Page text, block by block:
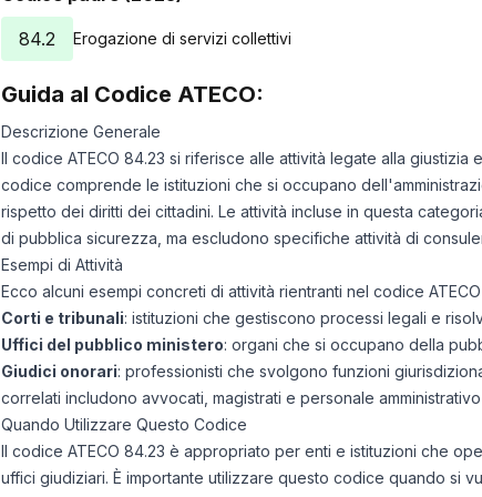
84.2
Erogazione di servizi collettivi
Guida al Codice ATECO:
Descrizione Generale
Il codice ATECO 84.23 si riferisce alle attività legate alla
codice comprende le istituzioni che si occupano
rispetto dei diritti dei cittadini. Le attività incluse in questa
di pubblica sicurezza, ma escludono specifiche attività di
Esempi di Attività
Ecco alcuni esempi concreti di attività rientranti nel codice
Corti e tribunali: istituzioni che gestiscono processi legali e
Uffici del pubblico ministero: organi che si occupano della
Giudici onorari: professionisti che svolgono funzioni
correlati includono avvocati, magistrati e personale
Quando Utilizzare Questo Codice
Il codice ATECO 84.23 è appropriato per enti e istituzioni che
uffici giudiziari. È importante utilizzare questo codice quando si